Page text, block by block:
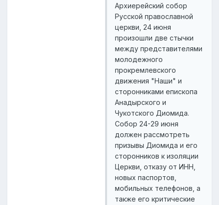
Архиерейский собор
Русской православной
церкви, 24 июня
произошли две стычки
между представителями
молодежного
прокремлевского
движения "Наши" и
сторонниками епископа
Анадырского и
Чукотского Диомида.
Собор 24-29 июня
должен рассмотреть
призывы Диомида и его
сторонников к изоляции
Церкви, отказу от ИНН,
новых паспортов,
мобильных телефонов, а
также его критические